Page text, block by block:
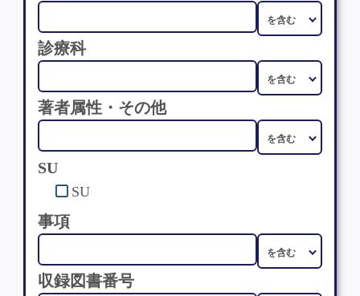
診療科
著者属性・その他
SU
SU
事項
収録図書番号